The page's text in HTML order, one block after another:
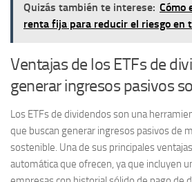
Quizás también te interese: Cómo
renta fija para reducir el riesgo en
Ventajas de los ETFs de
generar ingresos pasivos
Los ETFs de dividendos son una
que buscan generar ingresos pasivos de
sostenible. Una de sus principales
automática que ofrecen, ya que incluyen